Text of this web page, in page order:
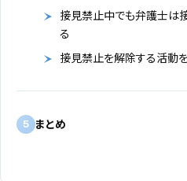
接見禁止中でも弁護士は
る
接見禁止を解除する活動を
5 まとめ